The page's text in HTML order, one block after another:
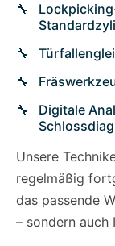
Digitale
Unsere
regelmäßig
das passende
– sondern auch